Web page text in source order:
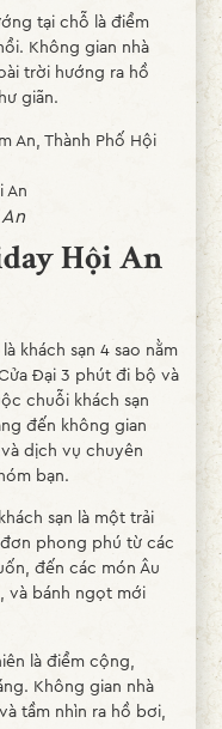
tại chỗ là điểm
Không gian nhà
trời hướng ra hồ
giãn.
An, Thành Phố Hội
Hội An
khách sạn 4 sao nằm
Đại 3 phút đi bộ và
chuỗi khách sạn
đến không gian
dịch vụ chuyên
bạn.
sạn là một trải
phong phú từ các
đến các món Âu
và bánh ngọt mới
là điểm cộng,
Không gian nhà
tầm nhìn ra hồ bơi,